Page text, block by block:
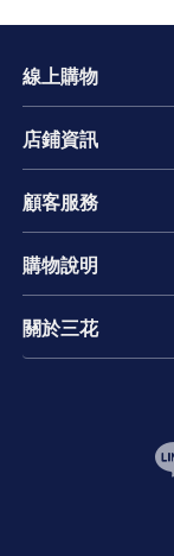
線上購物
店鋪資訊
顧客服務
購物說明
關於三花